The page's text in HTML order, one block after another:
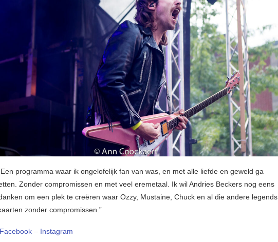
programma waar ik ongelofelijk fan van was, en met alle liefde en geweld ga
Zonder compromissen en met veel eremetaal. Ik wil Andries Beckers nog eens
om een plek te creëren waar Ozzy, Mustaine, Chuck en al die andere legends
zonder compromissen.”
Facebook – Instagram